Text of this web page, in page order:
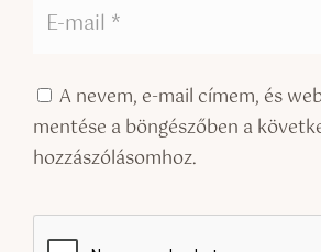
A nevem, e-mail címem, és
mentése a böngészőben a
hozzászólásomhoz.